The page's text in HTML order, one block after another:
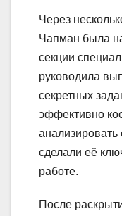
Через
Чапман была
секции
руководила
секретных
эффективно
сделали её
работе.
После